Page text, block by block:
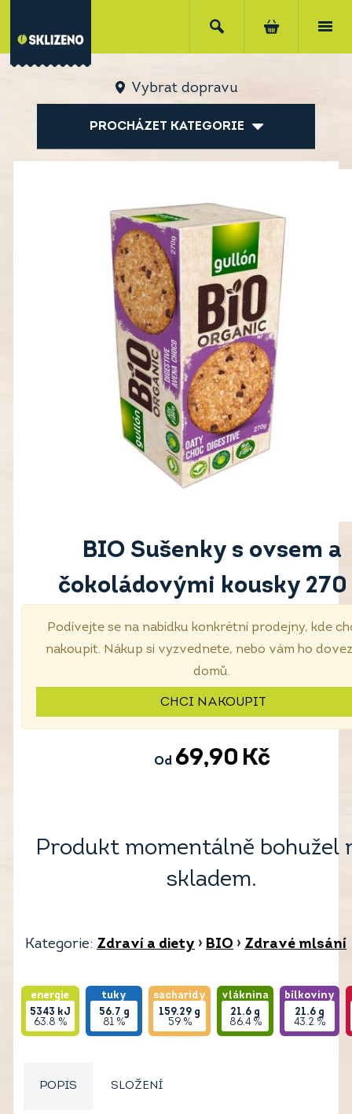
Vybrat dopravu
PROCHÁZET KATEGORIE
BIO Sušenky s ovsem a
čokoládovými kousky 270
Podívejte se na nabídku konkrétní prodejny, kde
nakoupit. Nákup si vyzvednete, nebo vám ho
domů.
CHCI NAKOUPIT
Od 69,90 Kč
Produkt momentálně bohužel
skladem.
Kategorie: Zdraví a diety › BIO › Zdravé mlsání
energie
5343 kJ
63.8 %
tuky
56.7 g
81 %
sacharidy
159.29 g
59 %
vláknina
21.6 g
86.4 %
bílkoviny
21.6 g
43.2 %
POPIS SLOŽENÍ